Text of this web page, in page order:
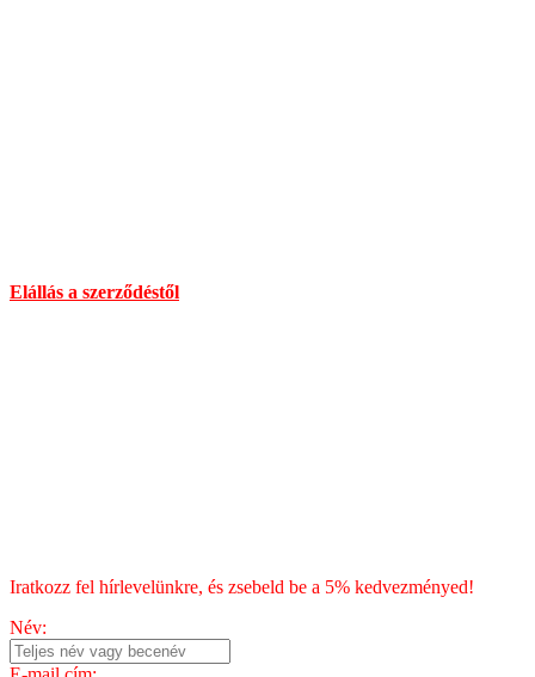
Elállás a szerződéstől
Iratkozz fel hírlevelünkre, és zsebeld be a 5% kedvezményed!
Név: